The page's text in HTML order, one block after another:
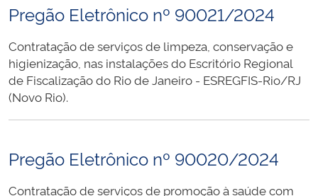
Pregão Eletrônico nº 90021/2024
Contratação de serviços de limpeza, conservação e
higienização, nas instalações do Escritório Regional
de Fiscalização do Rio de Janeiro - ESREGFIS-Rio/RJ
(Novo Rio).
Pregão Eletrônico nº 90020/2024
Contratação de serviços de promoção à saúde com